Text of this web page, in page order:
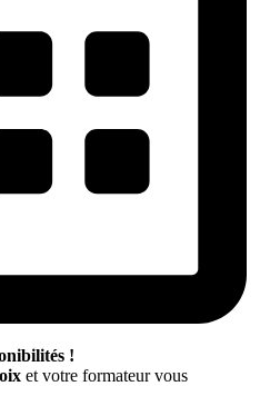
!
et votre formateur vous